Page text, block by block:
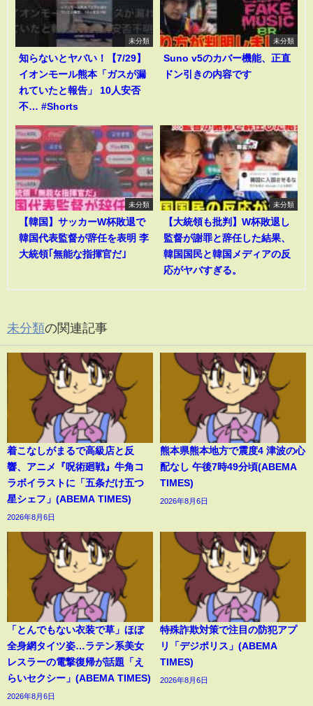
未分類
知らないとヤバい！【7/29】
イオンモール熊本「ガスが漏
れていたと報告」 10人安否
不… #Shorts
未分類
Suno v5のカバー機能、正直
ドン引きの内容です
未分類
【韓国】サッカーW杯敗退で
韓国代表監督が辞任を表明 李
大統領｢無能な指揮官だ｣
未分類
【大統領も批判】W杯敗退し
監督が謝罪と辞任した結果、
韓国国民と韓国メディアの反
応がヤバすぎる。
未分類の関連記事
着こなしがまるで高級店と反
響、アニメ『呪術廻戦』牛角コ
ラボイラストに「五条だけ五つ
星シェフ」(ABEMA TIMES)
2026年8月6日
熊本県熊本地方で震度4 津波の心
配なし 午後7時49分頃(ABEMA
TIMES)
2026年8月6日
「とんでもない衣装で草」ほぼ
全身網タイツ姿…ラテン系美女
レスラーの電撃復帰が話題「え
らいセクシー」(ABEMA TIMES)
2026年8月6日
特殊詐欺対策で注目の防犯アプ
リ「デジポリス」(ABEMA
TIMES)
2026年8月6日